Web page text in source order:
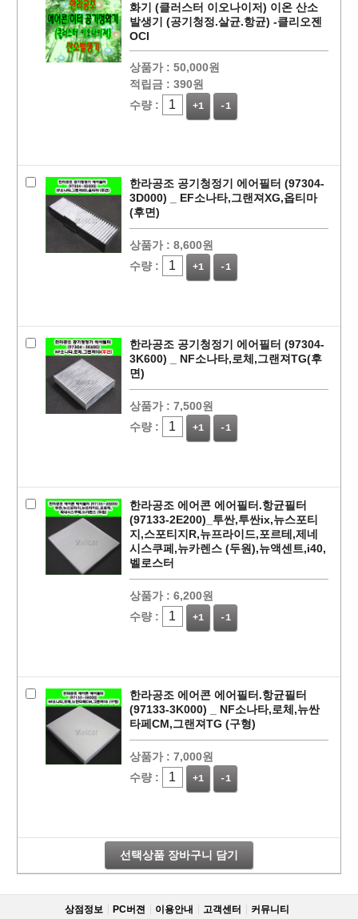
페이코 라이
구매
화기 (클러스터 이오나이저) 이온 산소
발생기 (공기청정.살균.항균) -클리오젠
OCI
상품가 : 50,000원
적립금 : 390원
수량 :
+1 -1
한라공조 공기청정기 에어필터 (97304-
3D000) _ EF소나타,그랜져XG,옵티마
(후면)
상품가 : 8,600원
수량 :
+1 -1
한라공조 공기청정기 에어필터 (97304-
3K600) _ NF소나타,로체,그랜져TG(후
면)
상품가 : 7,500원
수량 :
+1 -1
한라공조 에어콘 에어필터.항균필터
(97133-2E200)_투싼,투싼ix,뉴스포티
지,스포티지R,뉴프라이드,포르테,제네
시스쿠페,뉴카렌스 (두원),뉴액센트,i40,
벨로스터
상품가 : 6,200원
수량 :
+1 -1
한라공조 에어콘 에어필터.항균필터
(97133-3K000) _ NF소나타,로체,뉴싼
타페CM,그랜져TG (구형)
상품가 : 7,000원
수량 :
+1 -1
선택상품 장바구니 담기
상점정보 PC버젼 이용안내 고객센터 커뮤니티